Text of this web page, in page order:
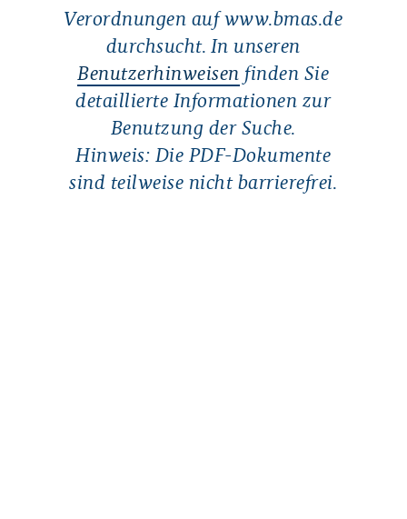
Verordnungen auf www.bmas.de
durchsucht. In unseren
Benutzerhinweisen finden Sie
detaillierte Informationen zur
Benutzung der Suche.
Hinweis: Die PDF-Dokumente
sind teilweise nicht barrierefrei.